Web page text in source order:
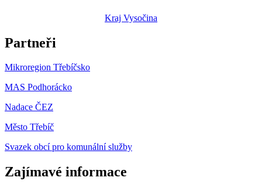
Kraj Vysočina
Partneři
Mikroregion Třebíčsko
MAS Podhorácko
Nadace ČEZ
Město Třebíč
Svazek obcí pro komunální služby
Zajímavé informace